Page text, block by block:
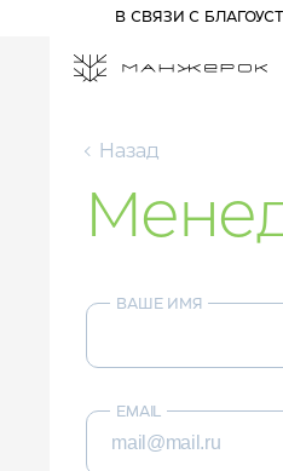
В СВЯЗИ С
ПРОЖИВАНИЕ НА
АФИША
ПРОГУЛОЧНЫЕ БИЛЕТЫ
ПАРК ПРИКЛЮЧЕНИЙ
Назад
ВАШЕ ИМЯ
EMAIL